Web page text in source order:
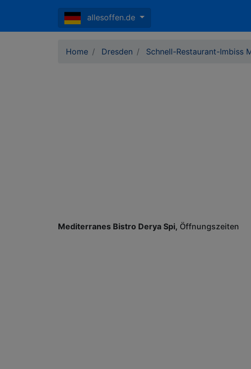
allesoffen.de
Home Dresden Schnell-Restaurant-Imbiss
Mediterranes Bistro Derya Spi Öffnungszeiten